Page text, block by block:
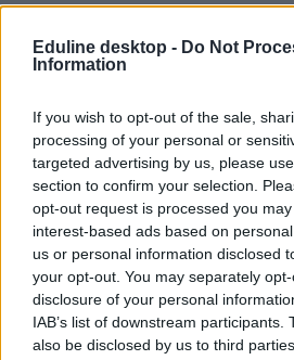
Eduline desktop - Do Not
Information
If you wish to opt-out of the sale,
processing of your personal or
targeted advertising by us, please
section to confirm your selection.
opt-out request is processed you
interest-based ads based on
us or personal information disclosed
your opt-out. You may separately
disclosure of your personal
IAB’s list of downstream participants.
also be disclosed by us to third
Tetszett a cikk? Kövess minket a